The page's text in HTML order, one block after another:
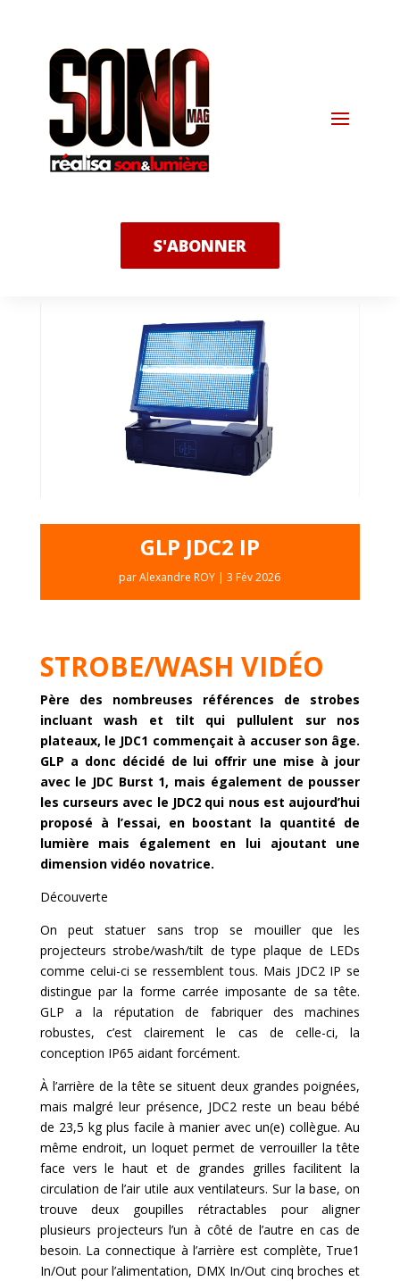
S'ABONNER
GLP JDC2 IP
parAlexandre ROY |3 Fév 2026
STROBE/WASH VIDÉO
Père des nombreuses références de strobes
incluant wash et tilt qui pullulent sur nos
plateaux, le JDC1 commençait à accuser son âge.
GLP a donc décidé de lui offrir une mise à jour
avec le JDC Burst 1, mais également de pousser
les curseurs avec le JDC2 qui nous est aujourd’hui
proposé à l’essai, en boostant la quantité de
lumière mais également en lui ajoutant une
dimension vidéo novatrice.
Découverte
On peut statuer sans trop se mouiller que les
projecteurs strobe/wash/tilt de type plaque de LEDs
comme celui-ci se ressemblent tous. Mais JDC2 IP se
distingue par la forme carrée imposante de sa tête.
GLP a la réputation de fabriquer des machines
robustes, c’est clairement le cas de celle-ci, la
conception IP65 aidant forcément.
À l’arrière de la tête se situent deux grandes poignées,
mais malgré leur présence, JDC2 reste un beau bébé
de 23,5 kg plus facile à manier avec un(e) collègue. Au
même endroit, un loquet permet de verrouiller la tête
face vers le haut et de grandes grilles facilitent la
circulation de l’air utile aux ventilateurs. Sur la base, on
trouve deux goupilles rétractables pour aligner
plusieurs projecteurs l’un à côté de l’autre en cas de
besoin. La connectique à l’arrière est complète, True1
In/Out pour l’alimentation, DMX In/Out cinq broches et